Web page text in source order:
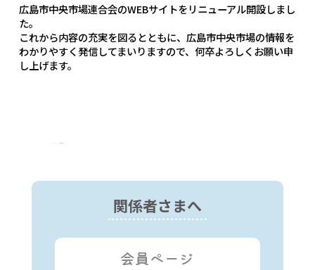
広島市中央市場連合会のWEBサイトをリニューアル開設しまし
た。
これから内容の充実を図るとともに、広島市中央市場の情報を
わかりやすく発信してまいりますので、何卒よろしくお願い申
し上げます。
ニュース一覧に戻る
関係者さまへ
会員ページ